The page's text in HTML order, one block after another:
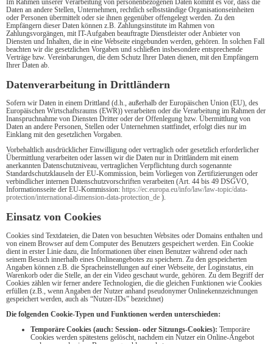
Daten an andere Stellen, Unternehmen, rechtlich selbstständige Organisationseinheiten
oder Personen übermittelt oder sie ihnen gegenüber offengelegt werden. Zu den
Empfängern dieser Daten können z.B. Zahlungsinstitute im Rahmen von
Zahlungsvorgängen, mit IT-Aufgaben beauftragte Dienstleister oder Anbieter von
Diensten und Inhalten, die in eine Webseite eingebunden werden, gehören. In solchen Fall
beachten wir die gesetzlichen Vorgaben und schließen insbesondere entsprechende
Verträge bzw. Vereinbarungen, die dem Schutz Ihrer Daten dienen, mit den Empfängern
Ihrer Daten ab.
Datenverarbeitung in Drittländern
Sofern wir Daten in einem Drittland (d.h., außerhalb der Europäischen Union (EU), des
Europäischen Wirtschaftsraums (EWR)) verarbeiten oder die Verarbeitung im Rahmen der
Inanspruchnahme von Diensten Dritter oder der Offenlegung bzw. Übermittlung von
Daten an andere Personen, Stellen oder Unternehmen stattfindet, erfolgt dies nur im
Einklang mit den gesetzlichen Vorgaben.
Vorbehaltlich ausdrücklicher Einwilligung oder vertraglich oder gesetzlich erforderlicher
Übermittlung verarbeiten oder lassen wir die Daten nur in Drittländern mit einem
anerkannten Datenschutzniveau, vertraglichen Verpflichtung durch sogenannte
Standardschutzklauseln der EU-Kommission, beim Vorliegen von Zertifizierungen oder
verbindlicher internen Datenschutzvorschriften verarbeiten (Art. 44 bis 49 DSGVO,
Informationsseite der EU-Kommission: https://ec.europa.eu/info/law/law-topic/data-
protection/international-dimension-data-protection_de ).
Einsatz von Cookies
Cookies sind Textdateien, die Daten von besuchten Websites oder Domains enthalten und
von einem Browser auf dem Computer des Benutzers gespeichert werden. Ein Cookie
dient in erster Linie dazu, die Informationen über einen Benutzer während oder nach
seinem Besuch innerhalb eines Onlineangebotes zu speichern. Zu den gespeicherten
Angaben können z.B. die Spracheinstellungen auf einer Webseite, der Loginstatus, ein
Warenkorb oder die Stelle, an der ein Video geschaut wurde, gehören. Zu dem Begriff der
Cookies zählen wir ferner andere Technologien, die die gleichen Funktionen wie Cookies
erfüllen (z.B., wenn Angaben der Nutzer anhand pseudonymer Onlinekennzeichnungen
gespeichert werden, auch als “Nutzer-IDs” bezeichnet)
Die folgenden Cookie-Typen und Funktionen werden unterschieden:
Temporäre Cookies (auch: Session- oder Sitzungs-Cookies): Temporäre
Cookies werden spätestens gelöscht, nachdem ein Nutzer ein Online-Angebot